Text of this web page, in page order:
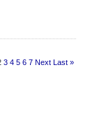
3 4 5 6 7 Next Last »